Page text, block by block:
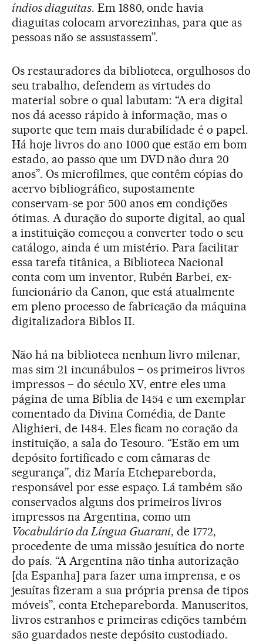
índios diaguitas. Em 1880, onde havia
diaguitas colocam arvorezinhas, para que as
pessoas não se assustassem”.
Os restauradores da biblioteca, orgulhosos do
seu trabalho, defendem as virtudes do
material sobre o qual labutam: “A era digital
nos dá acesso rápido à informação, mas o
suporte que tem mais durabilidade é o papel.
Há hoje livros do ano 1000 que estão em bom
estado, ao passo que um DVD não dura 20
anos”. Os microfilmes, que contêm cópias do
acervo bibliográfico, supostamente
conservam-se por 500 anos em condições
ótimas. A duração do suporte digital, ao qual
a instituição começou a converter todo o seu
catálogo, ainda é um mistério. Para facilitar
essa tarefa titânica, a Biblioteca Nacional
conta com um inventor, Rubén Barbei, ex-
funcionário da Canon, que está atualmente
em pleno processo de fabricação da máquina
digitalizadora Biblos II.
Não há na biblioteca nenhum livro milenar,
mas sim 21 incunábulos – os primeiros livros
impressos – do século XV, entre eles uma
página de uma Bíblia de 1454 e um exemplar
comentado da Divina Comédia, de Dante
Alighieri, de 1484. Eles ficam no coração da
instituição, a sala do Tesouro. “Estão em um
depósito fortificado e com câmaras de
segurança”, diz María Etchepareborda,
responsável por esse espaço. Lá também são
conservados alguns dos primeiros livros
impressos na Argentina, como um
Vocabulário da Língua Guarani, de 1772,
procedente de uma missão jesuítica do norte
do país. “A Argentina não tinha autorização
[da Espanha] para fazer uma imprensa, e os
jesuítas fizeram a sua própria prensa de tipos
móveis”, conta Etchepareborda. Manuscritos,
livros estranhos e primeiras edições também
são guardados neste depósito custodiado.